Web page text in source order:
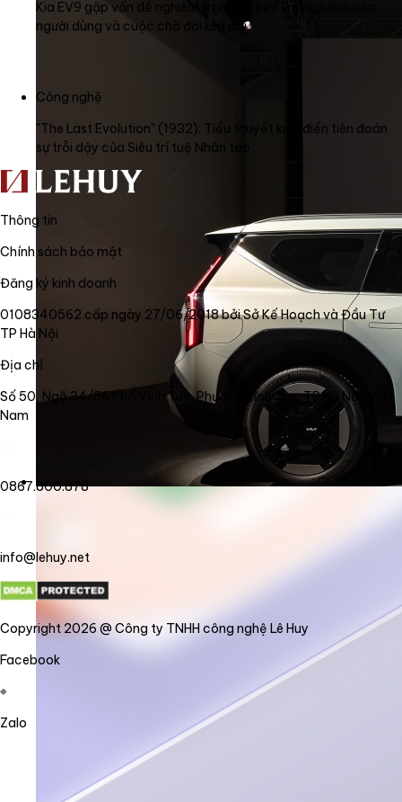
Kia EV9 gặp vấn đề nghiêm trọng về pin: Trải nghiệm của
người dùng và cuộc chờ đợi kéo dài
Công nghệ
"The Last Evolution" (1932): Tiểu thuyết kinh điển tiên đoán
sự trỗi dậy của Siêu trí tuệ Nhân tạo
Thông tin
Chính sách bảo mật
Đăng ký kinh doanh
0108340562 cấp ngày 27/06/2018 bởi Sở Kế Hoạch và Đầu Tư
TP Hà Nội
Địa chỉ
Số 50, Ngõ 34/56 Phố Vĩnh Tuy, Phường Vĩnh Tuy, TP Hà Nội, Việt
Nam
0867.800.878
info@lehuy.net
Copyright 2026 @ Công ty TNHH công nghệ Lê Huy
Facebook
Zalo